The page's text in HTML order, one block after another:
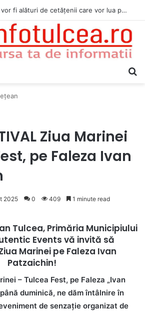
Jandarmii tulceni vor fi alături de cetățenii care vor lua parte la Festivalul Folk Țestos
Ziua Marinei
pe Faleza Ivan
2025 0 409 1 minute read
Tulcea, Primăria Municipiului
Events vă invită să
Marinei pe Faleza Ivan
Patzaichin!
– Tulcea Fest, pe Faleza „Ivan
până duminică, ne dăm întâlnire în
de senzație organizat de